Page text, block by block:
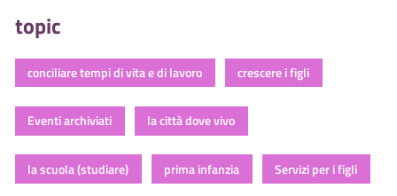
topic
conciliare tempi di vita e di lavoro crescere i figli
Eventi archiviati la città dove vivo
la scuola (studiare) prima infanzia Servizi per i figli